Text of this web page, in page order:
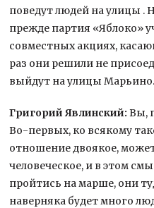
поведут людей на улицы .
прежде партия «Яблоко»
совместных акциях,
раз они решили не
выйдут на улицы
Григорий Явлинский:Вы,
Во-первых, ко всякому
отношение двоякое,
человеческое, и в этом
пройтись на марше, они
наверняка будет много